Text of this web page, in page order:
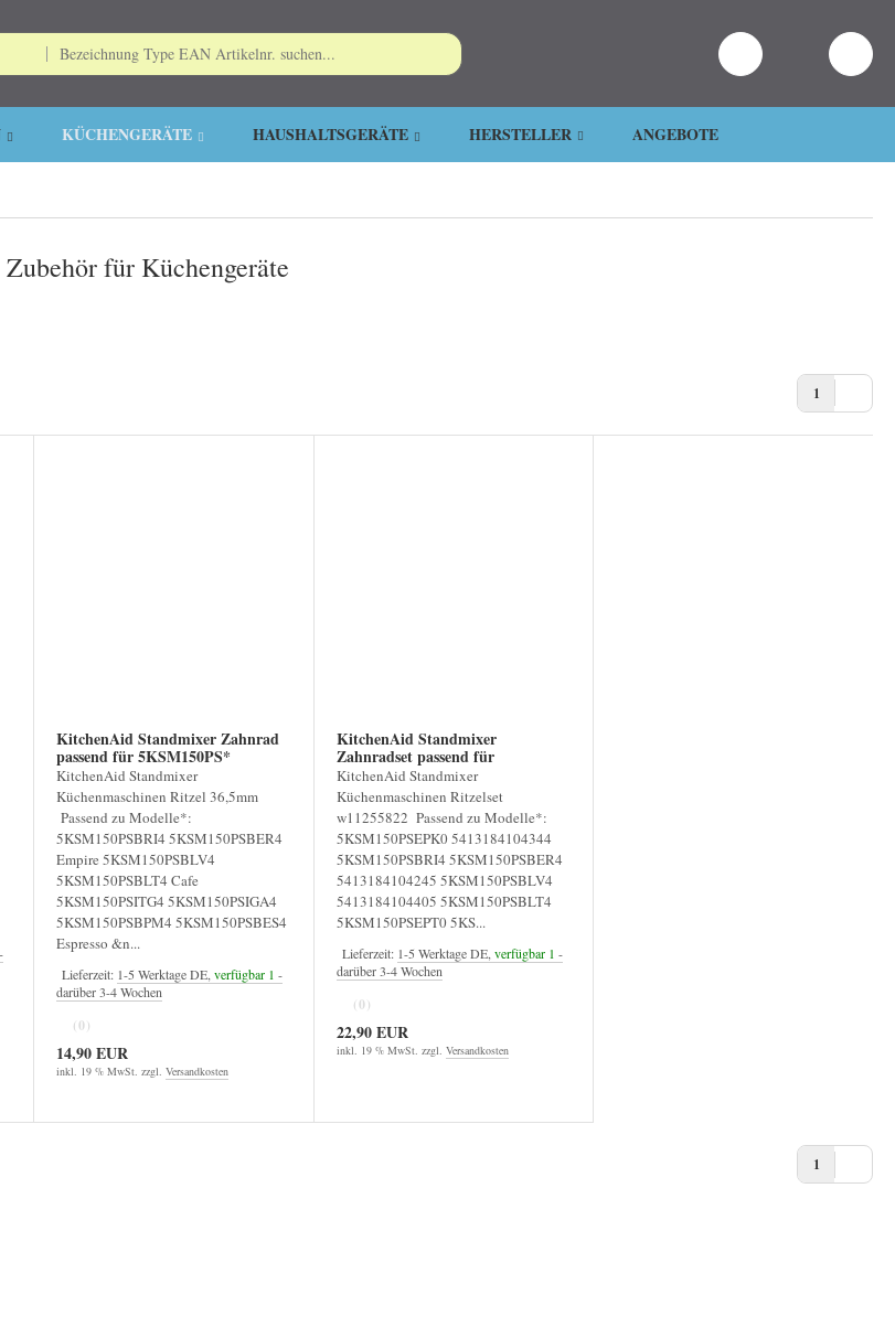
KÜCHENGERÄTE HAUSHALTSGERÄTE HERSTELLER ANGEBOTE
für Küchengeräte
1
-
KitchenAid Standmixer Zahnrad
passend für 5KSM150PS*
KitchenAid Standmixer
Küchenmaschinen Ritzel 36,5mm
Passend zu Modelle*:
5KSM150PSBRI4 5KSM150PSBER4
Empire 5KSM150PSBLV4
5KSM150PSBLT4 Cafe
5KSM150PSITG4 5KSM150PSIGA4
5KSM150PSBPM4 5KSM150PSBES4
Espresso &n...
Lieferzeit: 1-5 Werktage DE,verfügbar 1 -
darüber 3-4 Wochen
(0)
14,90 EUR
inkl. 19 % MwSt. zzgl.Versandkosten
KitchenAid Standmixer
Zahnradset passend für
5KSM150PS*
KitchenAid Standmixer
Küchenmaschinen Ritzelset
w11255822 Passend zu Modelle*:
5KSM150PSEPK0 5413184104344
5KSM150PSBRI4 5KSM150PSBER4
5413184104245 5KSM150PSBLV4
5413184104405 5KSM150PSBLT4
5KSM150PSEPT0 5KS...
Lieferzeit: 1-5 Werktage DE,verfügbar 1 -
darüber 3-4 Wochen
(0)
22,90 EUR
inkl. 19 % MwSt. zzgl. Versandkosten
1